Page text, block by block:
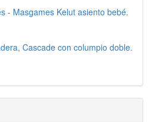
- Masgames Kelut asiento bebé.
Cascade con columpio doble.